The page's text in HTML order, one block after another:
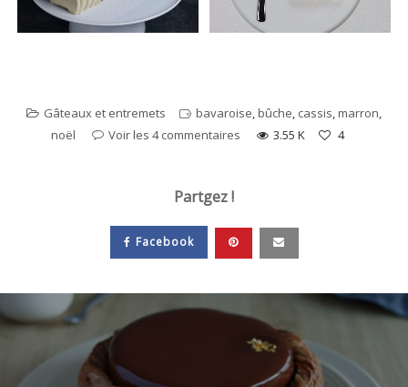
Gâteaux et entremets bavaroise,bûche, cassis,marron,
noël
Voir les 4 commentaires 3.55 K 4
Partgez !
Facebook